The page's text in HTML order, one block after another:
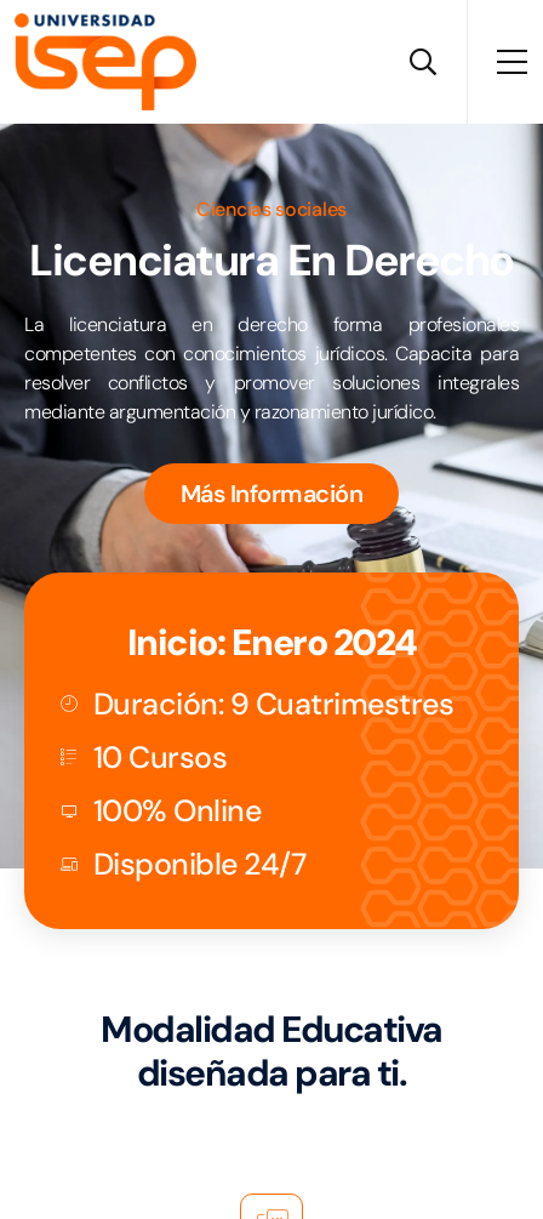
Ciencias sociales
Licenciatura En Derecho
La licenciatura en derecho forma profesionales
competentes con conocimientos jurídicos. Capacita para
resolver conflictos y promover soluciones integrales
mediante argumentación y razonamiento jurídico.
Más Información
Inicio: Enero 2024
Duración: 9 Cuatrimestres
10 Cursos
100% Online
Disponible 24/7
Modalidad Educativa
diseñada para ti.